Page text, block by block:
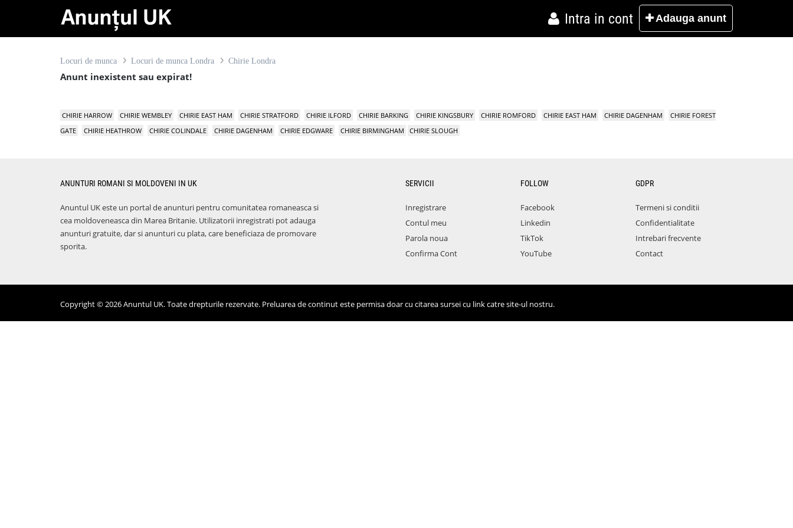
Intra in cont Adauga anunt
Locuri de munca Locuri de munca Londra Chirie Londra
Anunt inexistent sau expirat!
CHIRIE HARROW CHIRIE WEMBLEY CHIRIE EAST HAM CHIRIE STRATFORD CHIRIE ILFORD CHIRIE BARKING CHIRIE KINGSBURY CHIRIE ROMFORD CHIRIE EAST HAM CHIRIE DAGENHAM
CHIRIE FOREST
GATE
CHIRIE HEATHROW CHIRIE COLINDALE CHIRIE DAGENHAM CHIRIE EDGWARE CHIRIE BIRMINGHAM CHIRIE SLOUGH
ANUNTURI ROMANI SI MOLDOVENI IN UK
Anuntul UK este un portal de anunturi pentru comunitatea romaneasca si
cea moldoveneasca din Marea Britanie. Utilizatorii inregistrati pot adauga
anunturi gratuite, dar si anunturi cu plata, care beneficiaza de promovare
sporita.
SERVICII
Inregistrare
Contul meu
Parola noua
Confirma Cont
FOLLOW
Facebook
Linkedin
TikTok
YouTube
GDPR
Termeni si conditii
Confidentialitate
Intrebari frecvente
Contact
Copyright © 2026 Anuntul UK. Toate drepturile rezervate. Preluarea de continut este permisa doar cu citarea sursei cu link catre site-ul nostru.